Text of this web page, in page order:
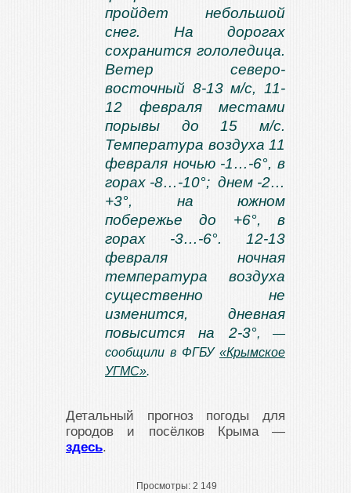
пройдет небольшой
снег. На дорогах
сохранится гололедица.
Ветер северо-
восточный 8-13 м/с, 11-
12 февраля местами
порывы до 15 м/с.
Температура воздуха 11
февраля ночью -1…-6°, в
горах -8…-10°; днем -2…
+3°, на южном
побережье до +6°, в
горах -3…-6°. 12-13
февраля ночная
температура воздуха
существенно не
изменится, дневная
повысится на 2-3°, —
сообщили в ФГБУ «Крымское
УГМС».
Детальный прогноз погоды для
городов и посёлков Крыма —
здесь.
Просмотры: 2 149